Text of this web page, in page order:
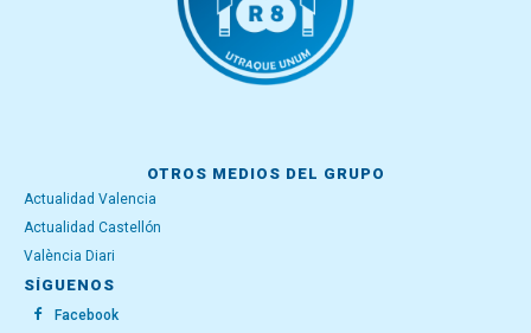
OTROS MEDIOS DEL GRUPO
Actualidad Valencia
Actualidad Castellón
València Diari
SÍGUENOS
Facebook